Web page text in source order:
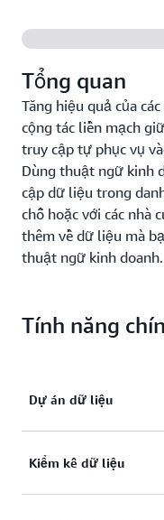
Tổng quan
Tăng hiệu quả của
cộng tác liền mạch
truy cập tự phục vụ
Dùng thuật ngữ kinh
cập dữ liệu trong
chỗ hoặc với các nhà
thêm về dữ liệu mà
thuật ngữ kinh doanh.
Tính năng
Dự án dữ liệu
nhau và tạo ra kết
dự án sử dụng tài
doanh bằng cách
Kiểm kê dữ liệu